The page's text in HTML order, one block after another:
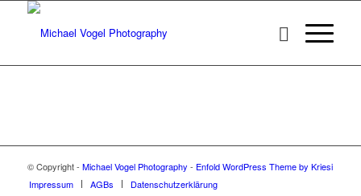
© Copyright - Michael Vogel Photography - Enfold WordPress Theme by Kriesi
Impressum
AGBs Datenschutzerklärung